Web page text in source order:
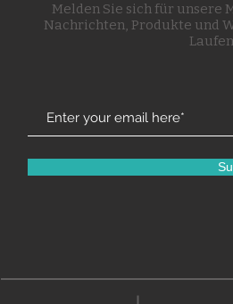
Melden Sie sich für unsere
Nachrichten, Produkte und